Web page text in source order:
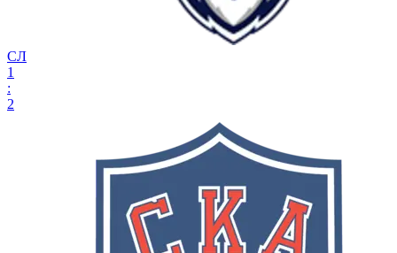
СЛ
1
:
2